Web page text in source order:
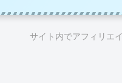
サイト内でアフィリエ